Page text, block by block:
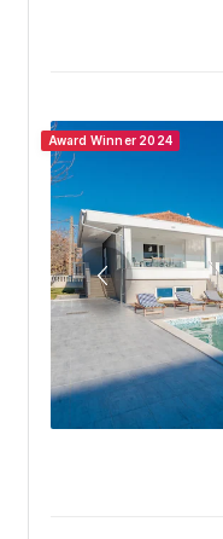
Award Winner 2024